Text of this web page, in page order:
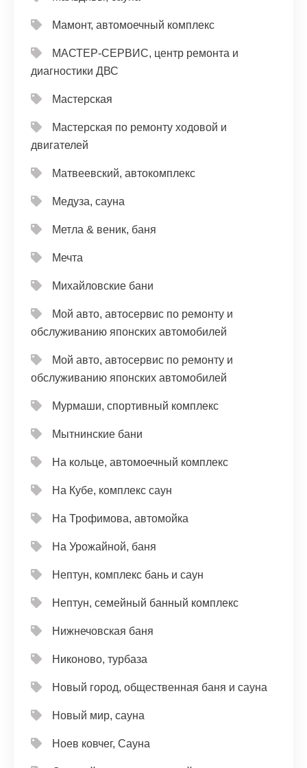
Мамонт, автомоечный комплекс
МАСТЕР-СЕРВИС, центр ремонта и
диагностики ДВС
Мастерская
Мастерская по ремонту ходовой и
двигателей
Матвеевский, автокомплекс
Медуза, сауна
Метла & веник, баня
Мечта
Михайловские бани
Мой авто, автосервис по ремонту и
обслуживанию японских автомобилей
Мой авто, автосервис по ремонту и
обслуживанию японских автомобилей
Мурмаши, спортивный комплекс
Мытнинские бани
На кольце, автомоечный комплекс
На Кубе, комплекс саун
На Трофимова, автомойка
На Урожайной, баня
Нептун, комплекс бань и саун
Нептун, семейный банный комплекс
Нижнечовская баня
Никоново, турбаза
Новый город, общественная баня и сауна
Новый мир, сауна
Ноев ковчег, Сауна